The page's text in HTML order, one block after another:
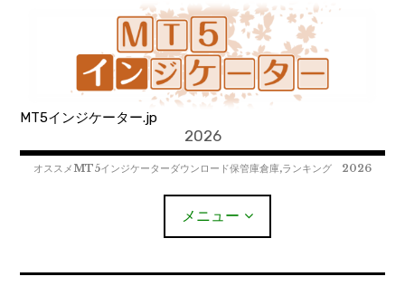
MT5インジケーター.jp
2026
オススメMT5インジケーターダウンロード保管庫倉庫,ランキング 2026
メニュー